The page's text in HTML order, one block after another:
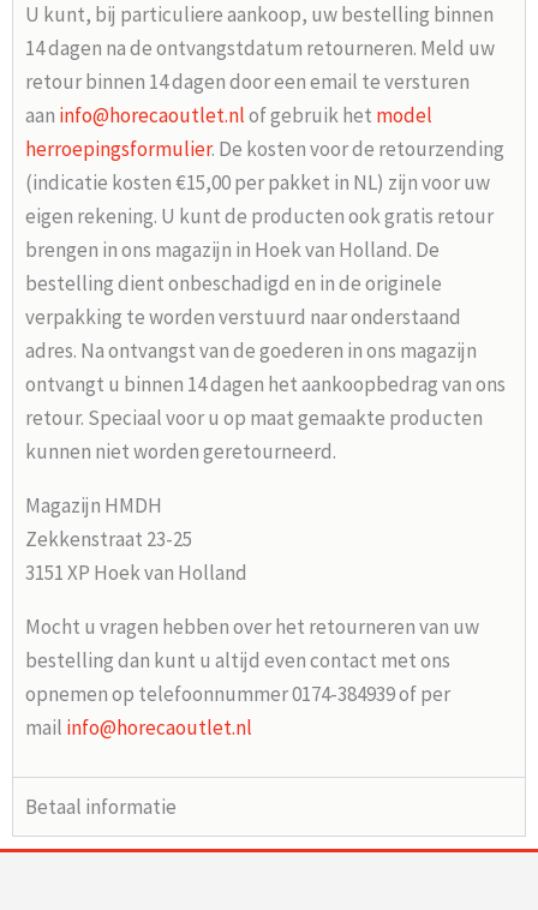
U kunt, bij particuliere aankoop, uw bestelling binnen
14 dagen na de ontvangstdatum retourneren. Meld uw
retour binnen 14 dagen door een email te versturen
aan info@horecaoutlet.nlof gebruik het model
herroepingsformulier. De kosten voor de retourzending
(indicatie kosten €15,00 per pakket in NL) zijn voor uw
eigen rekening. U kunt de producten ook gratis retour
brengen in ons magazijn in Hoek van Holland. De
bestelling dient onbeschadigd en in de originele
verpakking te worden verstuurd naar onderstaand
adres. Na ontvangst van de goederen in ons magazijn
ontvangt u binnen 14 dagen het aankoopbedrag van ons
retour. Speciaal voor u op maat gemaakte producten
kunnen niet worden geretourneerd.
Magazijn HMDH
Zekkenstraat 23-25
3151 XP Hoek van Holland
Mocht u vragen hebben over het retourneren van uw
bestelling dan kunt u altijd even contact met ons
opnemen op telefoonnummer 0174-384939 of per
mail info@horecaoutlet.nl
Betaal informatie